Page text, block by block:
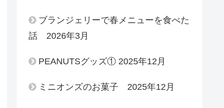
ブランジェリーで春メニューを食べた
話 2026年3月
PEANUTSグッズ① 2025年12月
ミニオンズのお菓子 2025年12月